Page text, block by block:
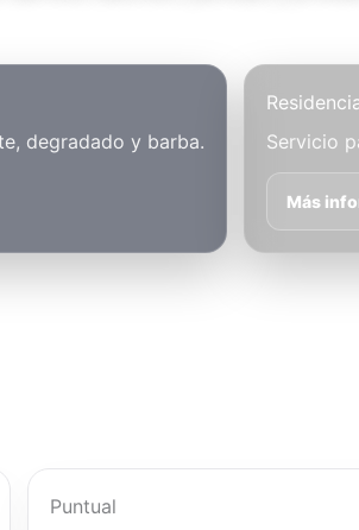
degradado y barba.
Servicio
Más
Puntual